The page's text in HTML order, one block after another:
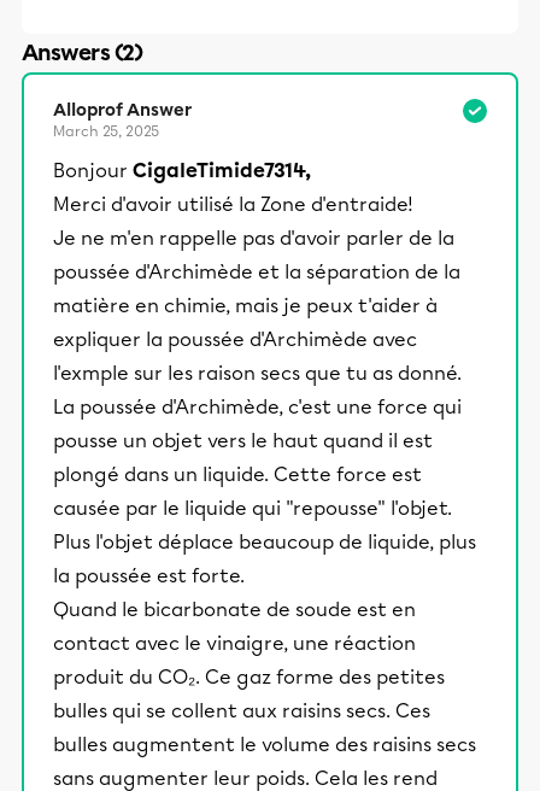
Answers (2)
Alloprof Answer
March 25, 2025
Bonjour CigaleTimide7314,
Merci d'avoir utilisé la Zone d'entraide!
Je ne m'en rappelle pas d'avoir parler de la
poussée d'Archimède et la séparation de la
matière en chimie, mais je peux t'aider à
expliquer la poussée d'Archimède avec
l'exmple sur les raison secs que tu as donné.
La poussée d'Archimède, c'est une force qui
pousse un objet vers le haut quand il est
plongé dans un liquide. Cette force est
causée par le liquide qui "repousse" l'objet.
Plus l'objet déplace beaucoup de liquide, plus
la poussée est forte.
Quand le bicarbonate de soude est en
contact avec le vinaigre, une réaction
produit du CO₂. Ce gaz forme des petites
bulles qui se collent aux raisins secs. Ces
bulles augmentent le volume des raisins secs
sans augmenter leur poids. Cela les rend